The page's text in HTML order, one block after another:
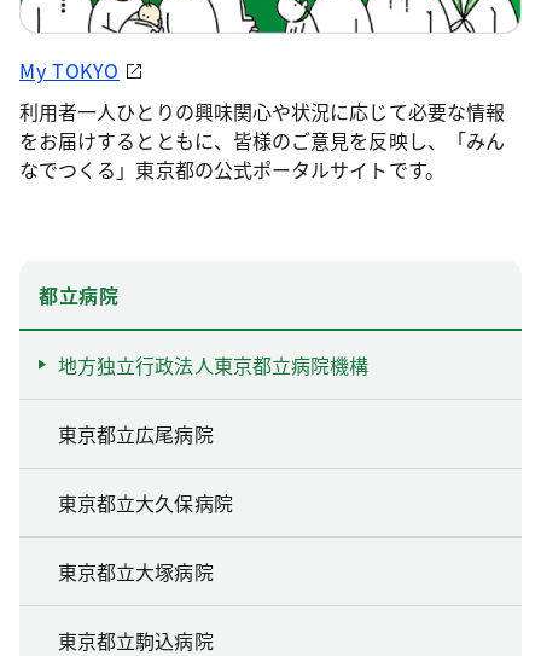
My TOKYO
利用者一人ひとりの興味関心や状況に応じて必要な情報
をお届けするとともに、皆様のご意見を反映し、「みん
なでつくる」東京都の公式ポータルサイトです。
都立病院
地方独立行政法人東京都立病院機構
東京都立広尾病院
東京都立大久保病院
東京都立大塚病院
東京都立駒込病院